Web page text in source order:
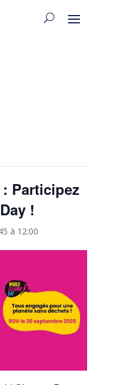
: Participez
!
à 12:00